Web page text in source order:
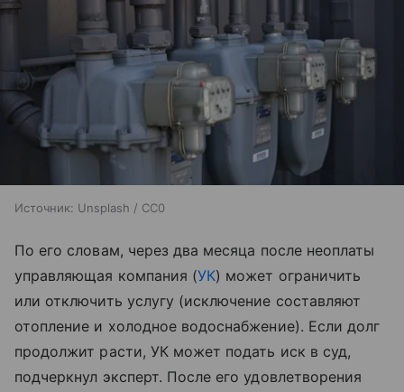
Источник: Unsplash / CC0
По его словам, через два месяца после неоплаты
управляющая компания (УК) может ограничить
или отключить услугу (исключение составляют
отопление и холодное водоснабжение). Если долг
продолжит расти, УК может подать иск в суд,
подчеркнул эксперт. После его удовлетворения